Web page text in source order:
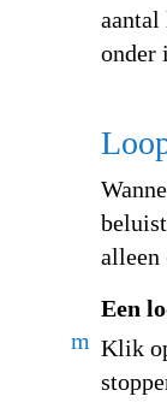
aantal
onder
alleen
Een
m Klik